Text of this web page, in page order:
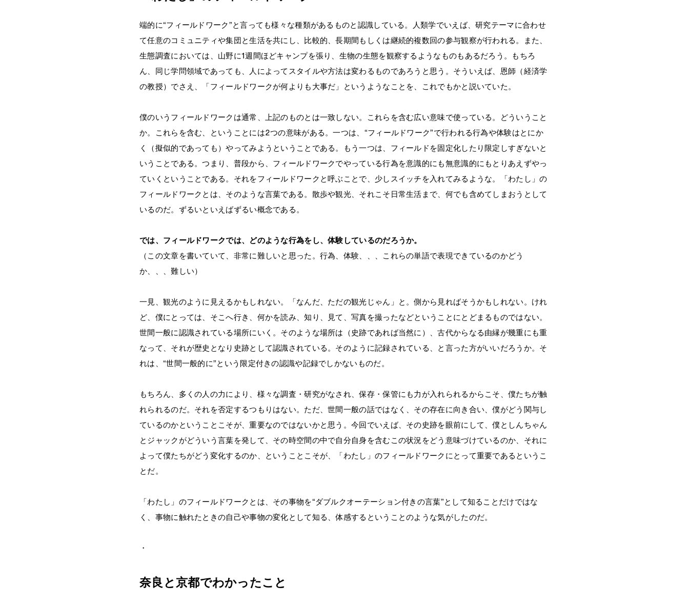
端的に“フィールドワーク”と言っても様々な種類があるものと認識している。人類学でいえば、研究テーマに合わせ
て任意のコミュニティや集団と生活を共にし、比較的、長期間もしくは継続的複数回の参与観察が行われる。また、
生態調査においては、山野に1週間ほどキャンプを張り、生物の生態を観察するようなものもあるだろう。もちろ
ん、同じ学問領域であっても、人によってスタイルや方法は変わるものであろうと思う。そういえば、恩師（経済学
の教授）でさえ、「フィールドワークが何よりも大事だ」というようなことを、これでもかと説いていた。
僕のいうフィールドワークは通常、上記のものとは一致しない。これらを含む広い意味で使っている。どういうこと
か。これらを含む、ということには2つの意味がある。一つは、“フィールドワーク”で行われる行為や体験はとにか
く（擬似的であっても）やってみようということである。もう一つは、フィールドを固定化したり限定しすぎないと
いうことである。つまり、普段から、フィールドワークでやっている行為を意識的にも無意識的にもとりあえずやっ
ていくということである。それをフィールドワークと呼ぶことで、少しスイッチを入れてみるような。「わたし」の
フィールドワークとは、そのような言葉である。散歩や観光、それこそ日常生活まで、何でも含めてしまおうとして
いるのだ。ずるいといえばずるい概念である。
では、フィールドワークでは、どのような行為をし、体験しているのだろうか。
（この文章を書いていて、非常に難しいと思った。行為、体験、、、これらの単語で表現できているのかどう
か、、、難しい）
一見、観光のように見えるかもしれない。「なんだ、ただの観光じゃん」と。側から見ればそうかもしれない。けれ
ど、僕にとっては、そこへ行き、何かを読み、知り、見て、写真を撮ったなどということにとどまるものではない。
世間一般に認識されている場所にいく。そのような場所は（史跡であれば当然に）、古代からなる由縁が幾重にも重
なって、それが歴史となり史跡として認識されている。そのように記録されている、と言った方がいいだろうか。そ
れは、“世間一般的に”という限定付きの認識や記録でしかないものだ。
もちろん、多くの人の力により、様々な調査・研究がなされ、保存・保管にも力が入れられるからこそ、僕たちが触
れられるのだ。それを否定するつもりはない。ただ、世間一般の話ではなく、その存在に向き合い、僕がどう関与し
ているのかということこそが、重要なのではないかと思う。今回でいえば、その史跡を眼前にして、僕としんちゃん
とジャックがどういう言葉を発して、その時空間の中で自分自身を含むこの状況をどう意味づけているのか、それに
よって僕たちがどう変化するのか、ということこそが、「わたし」のフィールドワークにとって重要であるというこ
とだ。
「わたし」のフィールドワークとは、その事物を“ダブルクオーテーション付きの言葉”として知ることだけではな
く、事物に触れたときの自己や事物の変化として知る、体感するということのような気がしたのだ。
・
奈良と京都でわかったこと